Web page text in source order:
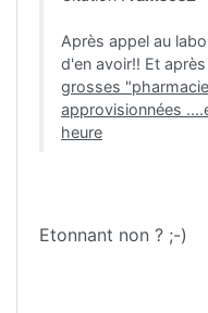
Après appel au
d'en avoir!! Et
grosses
approvisionnées
heure
Etonnant non ? ;-)